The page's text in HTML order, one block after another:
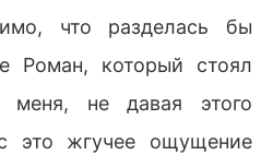
что разделась бы
Роман, который стоял
не давая этого
это жгучее ощущение